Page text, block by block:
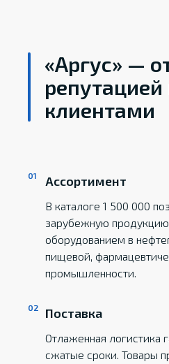
«Аргус» —
репутацией
клиентами
Ассортимент
В каталоге 1 500 000
зарубежную
оборудованием в
пищевой,
промышленности.
Поставка
Отлаженная логистика
сжатые сроки. Товары